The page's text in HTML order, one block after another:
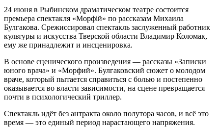
24 июня в Рыбинском драматическом театре состоится
премьера спектакля «Морфiй» по рассказам Михаила
Булгакова. Срежиссировал спектакль заслуженный работник
культуры и искусства Тверской области Владимир Коломак,
ему же принадлежит и инсценировка.
В основе сценического произведения — рассказы «Записки
юного врача» и «Морфий». Булгаковский сюжет о молодом
враче, который пытается справиться с болью и постепенно
оказывается во власти зависимости, на сцене превращается
почти в психологический триллер.
Спектакль идёт без антракта около полутора часов, и всё это
время — это единый период нарастающего напряжения.